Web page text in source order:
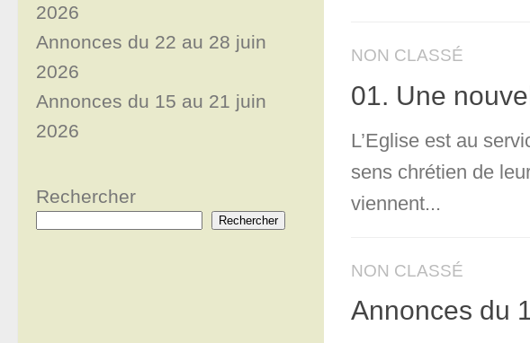
NON CLASSÉ
01. Une
L’Eglise est au
sens chrétien de
viennent...
NON CLASSÉ
Annonces du
2026
Annonces du 22 au 28 juin
2026
Annonces du 15 au 21 juin
2026
Rechercher
Rechercher